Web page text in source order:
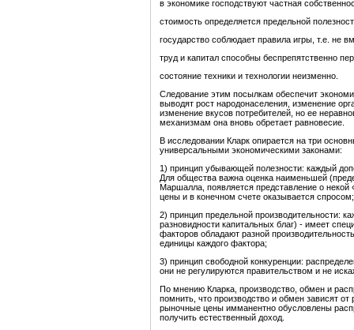
в экономике господствуют частная
стоимость определяется предельной
государство соблюдает правила игры, т.е. не
труд и капитал способны беспрепятственно
состояние техники и технологии неизменно.
Следование этим посылкам обеспечит
выводят рост народонаселения, изменение
изменение вкусов потребителей, но ее
механизмам она вновь обретает равновесие.
В исследовании Кларк опирается на три
универсальными экономическими законами:
1) принцип убывающей полезности: каждый
Для общества важна оценка наименьшей
Маршалла, появляется представление о некой
цены и в конечном счете оказывается спросом;
2) принцип предельной производительности:
разновидности капитальных благ) - имеет
факторов обладают разной
единицы каждого фактора;
3) принцип свободной конкуренции:
они не регулируются правительством и не
По мнению Кларка, производство, обмен и
помнить, что производство и обмен зависят
рыночные цены имманентно обусловлены
получить естественный доход.